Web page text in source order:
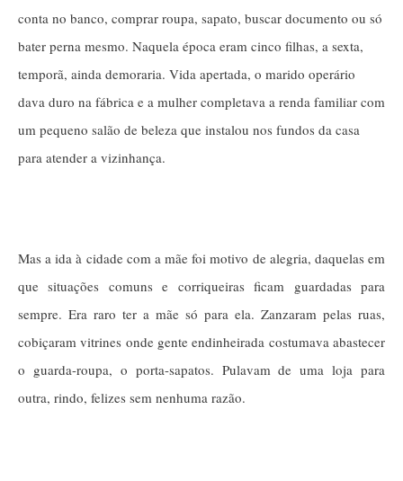
conta no banco, comprar roupa, sapato, buscar documento ou só
bater perna mesmo. Naquela época eram cinco filhas, a sexta,
temporã, ainda demoraria. Vida apertada, o marido operário
dava duro na fábrica e a mulher completava a renda familiar com
um pequeno salão de beleza que instalou nos fundos da casa
para atender a vizinhança.
Mas a ida à cidade com a mãe foi motivo de alegria, daquelas em
que situações comuns e corriqueiras ficam guardadas para
sempre. Era raro ter a mãe só para ela. Zanzaram pelas ruas,
cobiçaram vitrines onde gente endinheirada costumava abastecer
o guarda-roupa, o porta-sapatos. Pulavam de uma loja para
outra, rindo, felizes sem nenhuma razão.